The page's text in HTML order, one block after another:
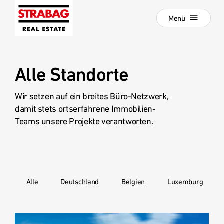
Zur
Hauptnavigation
springen
Menü
Schließen
Projektentwicklung
Development als Service
Hold Estate
Referenzprojekte
Alle Standorte
Wir setzen auf ein breites Büro-Netzwerk,
damit stets ortserfahrene Immobilien-
Teams unsere Projekte verantworten.
Standorte
Land
Alle Deutschland Belgien Luxemburg